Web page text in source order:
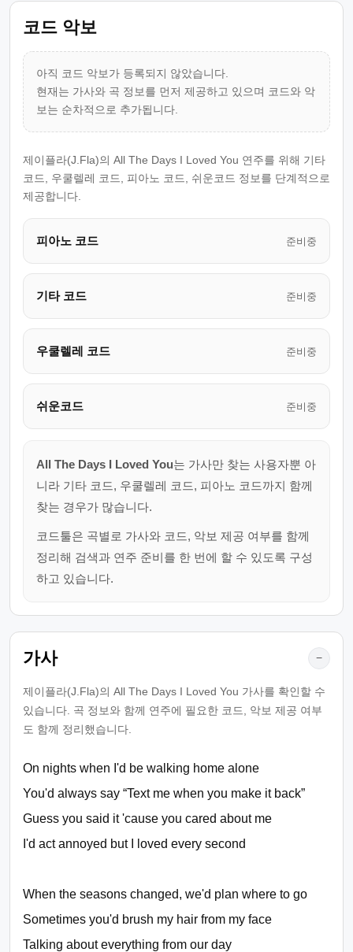
코드 악보
아직 코드 악보가 등록되지 않았습니다.
현재는 가사와 곡 정보를 먼저 제공하고 있으며 코드와 악
보는 순차적으로 추가됩니다.
제이플라(J.Fla)의 All The Days I Loved You 연주를 위해 기타
코드, 우쿨렐레 코드, 피아노 코드, 쉬운코드 정보를 단계적으로
제공합니다.
피아노 코드 준비중
기타 코드 준비중
우쿨렐레 코드 준비중
쉬운코드 준비중
All The Days I Loved You는 가사만 찾는 사용자뿐 아
니라 기타 코드, 우쿨렐레 코드, 피아노 코드까지 함께
찾는 경우가 많습니다.
코드툴은 곡별로 가사와 코드, 악보 제공 여부를 함께
정리해 검색과 연주 준비를 한 번에 할 수 있도록 구성
하고 있습니다.
가사 −
제이플라(J.Fla)의 All The Days I Loved You 가사를 확인할 수
있습니다. 곡 정보와 함께 연주에 필요한 코드, 악보 제공 여부
도 함께 정리했습니다.
On nights when I'd be walking home alone
You'd always say “Text me when you make it back”
Guess you said it 'cause you cared about me
I'd act annoyed but I loved every second
When the seasons changed, we'd plan where to go
Sometimes you'd brush my hair from my face
Talking about everything from our day